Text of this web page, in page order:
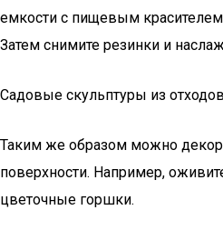
емкости с пищевым
Затем снимите резинки и
Садовые скульптуры из отходов
Таким же образом можно
поверхности. Например,
цветочные горшки.